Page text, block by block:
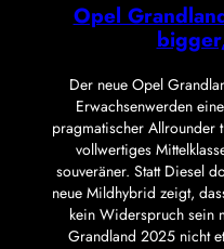
Opel
Der neue Opel
Erwachsenwerden
pragmatischer Allrounder
vollwertiges
souveräner. Statt Diesel
neue Mildhybrid zeigt,
kein Widerspruch sein
Grandland 2025 nicht